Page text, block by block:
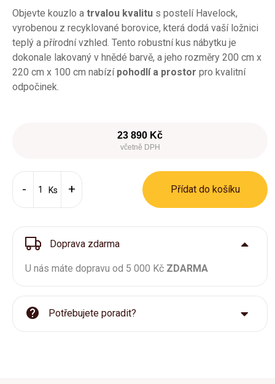
Objevte kouzlo a trvalou kvalitu s postelí Havelock,
vyrobenou z recyklované borovice, která dodá vaší ložnici
teplý a přírodní vzhled. Tento robustní kus nábytku je
dokonale lakovaný v hnědé barvě, a jeho rozměry 200 cm x
220 cm x 100 cm nabízí pohodlí a prostor pro kvalitní
odpočinek.
23 890 Kč
včetně DPH
Ks Přídat do košíku
Doprava zdarma
U nás máte dopravu od 5 000 Kč ZDARMA
Potřebujete poradit?